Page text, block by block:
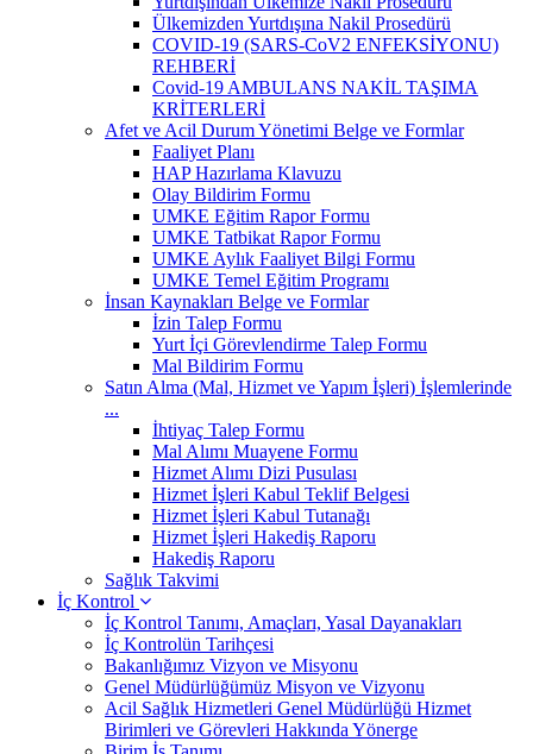
Ülkemizden Yurtdışına Nakil Prosedürü
COVID-19 (SARS-CoV2 ENFEKSİYONU)
REHBERİ
Covid-19 AMBULANS NAKİL TAŞIMA
KRİTERLERİ
Afet ve Acil Durum Yönetimi Belge ve Formlar
Faaliyet Planı
HAP Hazırlama Klavuzu
Olay Bildirim Formu
UMKE Eğitim Rapor Formu
UMKE Tatbikat Rapor Formu
UMKE Aylık Faaliyet Bilgi Formu
UMKE Temel Eğitim Programı
İnsan Kaynakları Belge ve Formlar
İzin Talep Formu
Yurt İçi Görevlendirme Talep Formu
Mal Bildirim Formu
Satın Alma (Mal, Hizmet ve Yapım İşleri) İşlemlerinde
...
İhtiyaç Talep Formu
Mal Alımı Muayene Formu
Hizmet Alımı Dizi Pusulası
Hizmet İşleri Kabul Teklif Belgesi
Hizmet İşleri Kabul Tutanağı
Hizmet İşleri Hakediş Raporu
Hakediş Raporu
Sağlık Takvimi
İç Kontrol
İç Kontrol Tanımı, Amaçları, Yasal Dayanakları
İç Kontrolün Tarihçesi
Bakanlığımız Vizyon ve Misyonu
Genel Müdürlüğümüz Misyon ve Vizyonu
Acil Sağlık Hizmetleri Genel Müdürlüğü Hizmet
Birimleri ve Görevleri Hakkında Yönerge